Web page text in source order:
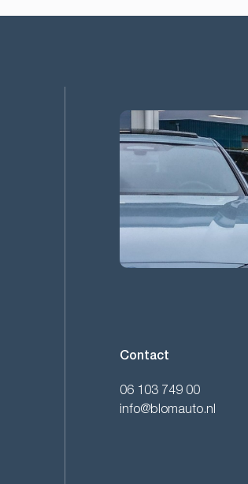
Contact
06 103 749 00
info@blomauto.nl